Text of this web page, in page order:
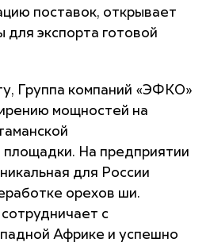
поставок, открывает
для экспорта готовой
Группа компаний «ЭФКО»
мощностей на
площадки. На предприятии
для России
орехов ши.
с
Африке и успешно